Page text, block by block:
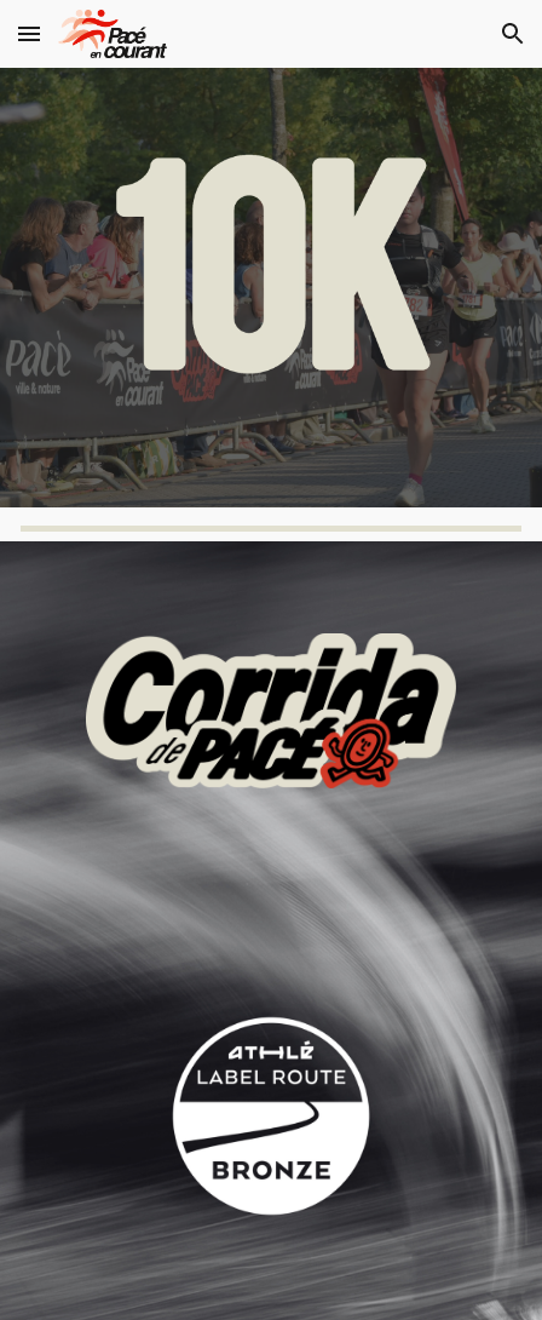
Skip to main content Skip to navigation